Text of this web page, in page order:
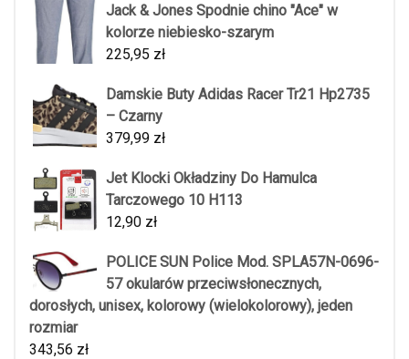
Jack & Jones Spodnie chino "Ace" w
kolorze niebiesko-szarym
225,95 zł
Damskie Buty Adidas Racer Tr21 Hp2735
– Czarny
379,99 zł
Jet Klocki Okładziny Do Hamulca
Tarczowego 10 H113
12,90 zł
POLICE SUN Police Mod. SPLA57N-0696-
57 okularów przeciwsłonecznych,
dorosłych, unisex, kolorowy (wielokolorowy), jeden
rozmiar
343,56 zł